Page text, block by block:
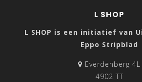
L SHOP
L SHOP is een initiatief van
Eppo Stripblad
Everdenberg 4L
4902 TT